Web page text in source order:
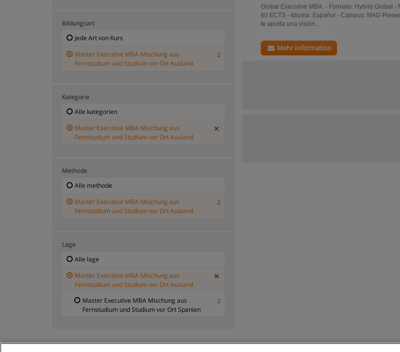
Global Executive MBA. - Formato: Hybrid Global
60 ECTS - Idioma: Español - Campus: MAD
te aporta una visión...
Mehr Information
Bildungsart
Jede Art von Kurs
Master Executive MBA Mischung aus
Fernstudium und Studium vor Ort Ausland
2
Kategorie
Alle kategorien
Master Executive MBA Mischung aus
Fernstudium und Studium vor Ort Ausland
Methode
Alle methode
Master Executive MBA Mischung aus
Fernstudium und Studium vor Ort Ausland
2
Lage
Alle lage
Master Executive MBA Mischung aus
Fernstudium und Studium vor Ort Ausland
Master Executive MBA Mischung aus
Fernstudium und Studium vor Ort Spanien
2